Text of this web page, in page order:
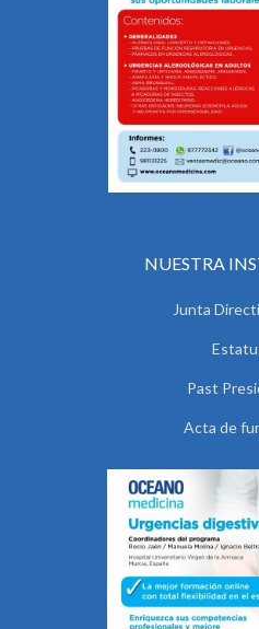
NUESTRA
Junta
Past
Acta de